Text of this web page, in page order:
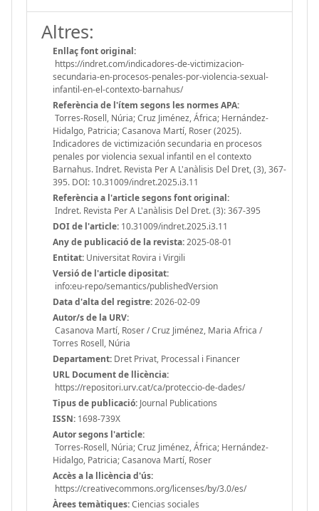
Altres:
Enllaç font original:
https://indret.com/indicadores-de-victimizacion-
secundaria-en-procesos-penales-por-violencia-sexual-
infantil-en-el-contexto-barnahus/
Referència de l'ítem segons les normes APA:
Torres-Rosell, Núria; Cruz Jiménez, África; Hernández-
Hidalgo, Patricia; Casanova Martí, Roser (2025).
Indicadores de victimización secundaria en procesos
penales por violencia sexual infantil en el contexto
Barnahus. Indret. Revista Per A L'anàlisis Del Dret, (3), 367-
395. DOI: 10.31009/indret.2025.i3.11
Referència a l'article segons font original:
Indret. Revista Per A L'anàlisis Del Dret. (3): 367-395
DOI de l'article: 10.31009/indret.2025.i3.11
Any de publicació de la revista:2025-08-01
Entitat: Universitat Rovira i Virgili
Versió de l'article dipositat:
info:eu-repo/semantics/publishedVersion
Data d'alta del registre:2026-02-09
Autor/s de la URV:
Casanova Martí, Roser / Cruz Jiménez, Maria Africa /
Torres Rosell, Núria
Departament: Dret Privat, Processal i Financer
URL Document de llicència:
https://repositori.urv.cat/ca/proteccio-de-dades/
Tipus de publicació: Journal Publications
ISSN: 1698-739X
Autor segons l'article:
Torres-Rosell, Núria; Cruz Jiménez, África; Hernández-
Hidalgo, Patricia; Casanova Martí, Roser
Accès a la llicència d'ús:
https://creativecommons.org/licenses/by/3.0/es/
Àrees temàtiques:Ciencias sociales